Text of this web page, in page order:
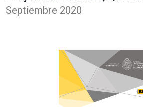
Septiembre 2020